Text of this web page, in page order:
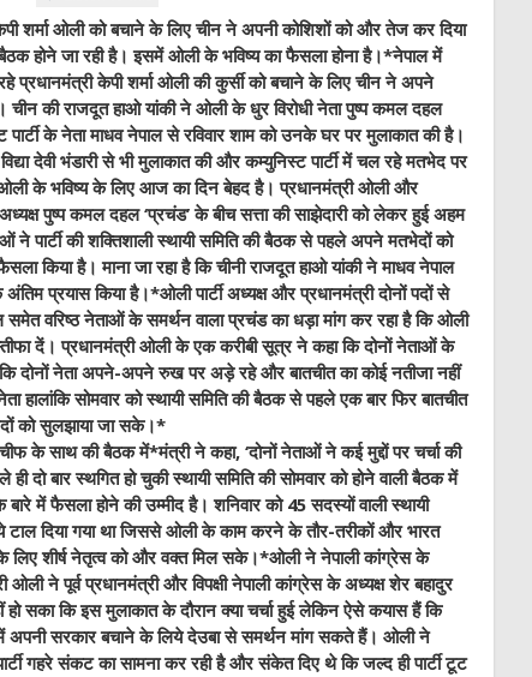
शर्मा ओली को बचाने के ल‍िए चीन ने अपनी कोशिशों को और तेज कर द‍िया
होने जा रही है। इसमें ओली के भविष्‍य का फैसला होना है।*नेपाल में
प्रधानमंत्री केपी शर्मा ओली की कुर्सी को बचाने के लिए चीन ने अपने
चीन की राजदूत हाओ यांकी ने ओली के धुर विरोधी नेता पुष्‍प कमल दहल
के नेता माधव नेपाल से रविवार शाम को उनके घर पर मुलाकात की है।
देवी भंडारी से भी मुलाकात की और कम्‍युनिस्‍ट पार्टी में चल रहे मतभेद पर
ओली के भविष्‍य के लिए आज का दिन बेहद है। प्रधानमंत्री ओली और
अध्यक्ष पुष्प कमल दहल ‘प्रचंड’ के बीच सत्ता की साझेदारी को लेकर हुई अहम
ने पार्टी की शक्तिशाली स्थायी समिति की बैठक से पहले अपने मतभेदों को
किया है। माना जा रहा है कि चीनी राजदूत हाओ यांकी ने माधव नेपाल
प्रयास किया है।*ओली पार्टी अध्यक्ष और प्रधानमंत्री दोनों पदों से
वरिष्ठ नेताओं के समर्थन वाला प्रचंड का धड़ा मांग कर रहा है कि ओली
दें। प्रधानमंत्री ओली के एक करीबी सूत्र ने कहा कि दोनों नेताओं के
कि दोनों नेता अपने-अपने रुख पर अड़े रहे और बातचीत का कोई नतीजा नहीं
हालांकि सोमवार को स्थायी समिति की बैठक से पहले एक बार फिर बातचीत
को सुलझाया जा सके।*
के साथ की बैठक में*मंत्री ने कहा, ‘दोनों नेताओं ने कई मुद्दों पर चर्चा की
दो बार स्थगित हो चुकी स्थायी समिति की सोमवार को होने वाली बैठक में
बारे में फैसला होने की उम्मीद है। शनिवार को 45 सदस्यों वाली स्थायी
दिया गया था जिससे ओली के काम करने के तौर-तरीकों और भारत
लिए शीर्ष नेतृत्व को और वक्त मिल सके।*ओली ने नेपाली कांग्रेस के
ने पूर्व प्रधानमंत्री और विपक्षी नेपाली कांग्रेस के अध्यक्ष शेर बहादुर
हो सका कि इस मुलाकात के दौरान क्या चर्चा हुई लेकिन ऐसे कयास हैं कि
में अपनी सरकार बचाने के लिये देउबा से समर्थन मांग सकते हैं। ओली ने
गहरे संकट का सामना कर रही है और संकेत दिए थे कि जल्द ही पार्टी टूट